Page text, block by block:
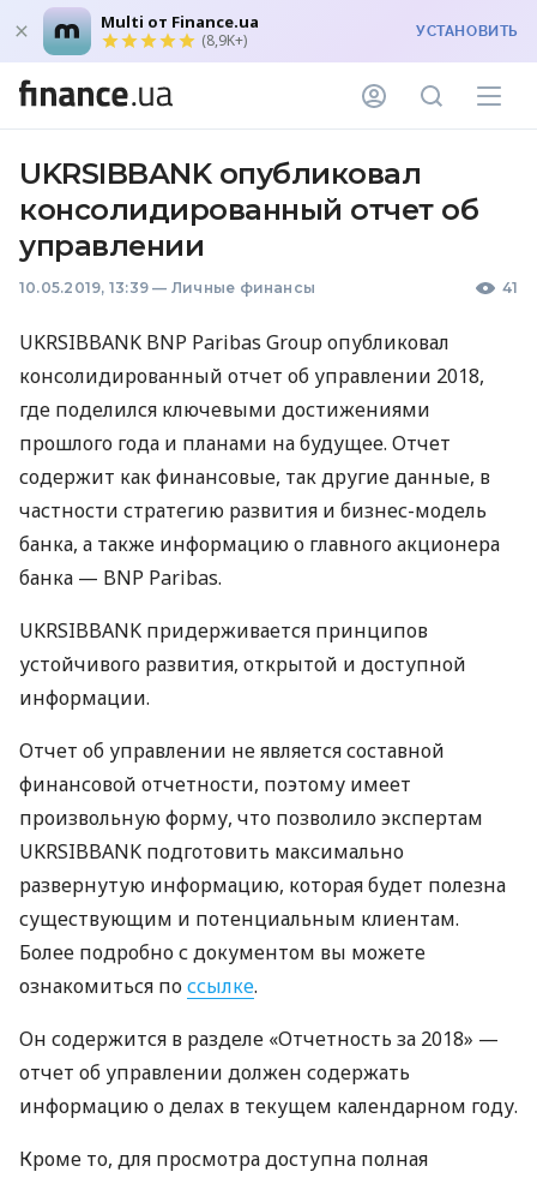
Multi от Finance.ua
(8,9K+) УСТАНОВИТЬ
UKRSIBBANK опубликовал
консолидированный отчет об
управлении
10.05.2019, 13:39 — Личные финансы 41
UKRSIBBANK BNP Paribas Group опубликовал
консолидированный отчет об управлении 2018,
где поделился ключевыми достижениями
прошлого года и планами на будущее. Отчет
содержит как финансовые, так другие данные, в
частности стратегию развития и бизнес-модель
банка, а также информацию о главного акционера
банка — BNP Paribas.
UKRSIBBANK придерживается принципов
устойчивого развития, открытой и доступной
информации.
Отчет об управлении не является составной
финансовой отчетности, поэтому имеет
произвольную форму, что позволило экспертам
UKRSIBBANK подготовить максимально
развернутую информацию, которая будет полезна
существующим и потенциальным клиентам.
Более подробно с документом вы можете
ознакомиться поссылке.
Он содержится в разделе «Отчетность за 2018» —
отчет об управлении должен содержать
информацию о делах в текущем календарном году.
Кроме то, для просмотра доступна полная